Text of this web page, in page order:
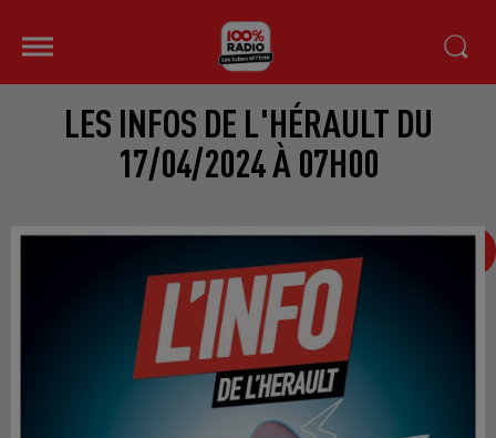
LES INFOS DE L'HÉRAULT DU
17/04/2024 À 07H00